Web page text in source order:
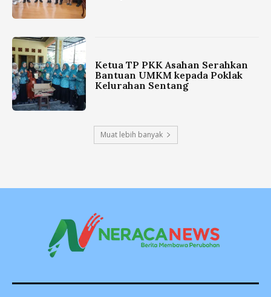
Ketua TP PKK Asahan Serahkan
Bantuan UMKM kepada Poklak
Kelurahan Sentang
Muat lebih banyak